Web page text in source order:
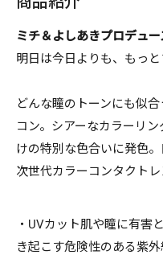
ミチ＆よしあきプロデュー
明日は今日よりも、もっと
どんな瞳のトーンにも似
コン。シアーなカラーリ
けの特別な色合いに発色
次世代カラーコンタクトレ
・UVカット肌や瞳に有害
き起こす危険性のある紫